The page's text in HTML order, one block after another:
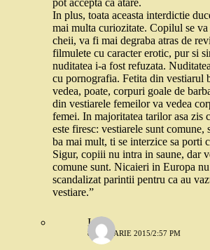
In plus, toata aceasta interdictie
mai multa curiozitate. Copilul se va
cheii, va fi mai degraba atras de
filmulete cu caracter erotic, pur si
nuditatea i-a fost refuzata.
cu pornografia. Fetita din vestiarul
vedea, poate, corpuri goale de
din vestiarele femeilor va vedea
femei. In majoritatea tarilor asa zis
este firesc: vestiarele sunt comune,
ba mai mult, ti se interzice sa porti
Sigur, copiii nu intra in saune, dar
comune sunt. Nicaieri in Europa nu
scandalizat parintii pentru ca au
vestiare.”
Ioana
8 IANUARIE 2015/2:57 PM